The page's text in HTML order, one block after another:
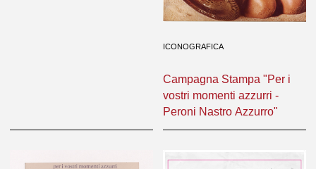
ICONOGRAFICA
Campagna Stampa "Per i
vostri momenti azzurri -
Peroni Nastro Azzurro"